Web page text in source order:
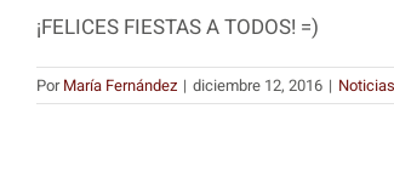
¡FELICES FIESTAS A TODOS! =)
PorMaría Fernández | diciembre 12, 2016 | Noticias